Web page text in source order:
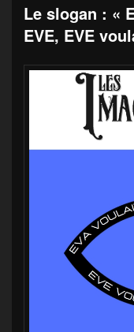
Le slogan : «
EVE, EVE